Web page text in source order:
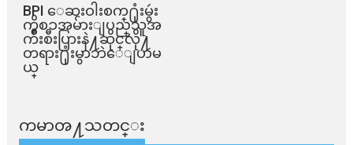
BPI ​ေဆးဝါးစက္​႐ုံးမွဴး
ကိစၥအမ်ားျပည္​သူအ
က်ိဳးစီးပြားနဲ႔ဆိုင္​လို႔
တရား႐ုံးမွာဘဲေျပာမ
ယ္​
ကမာၻ႔သတင္း